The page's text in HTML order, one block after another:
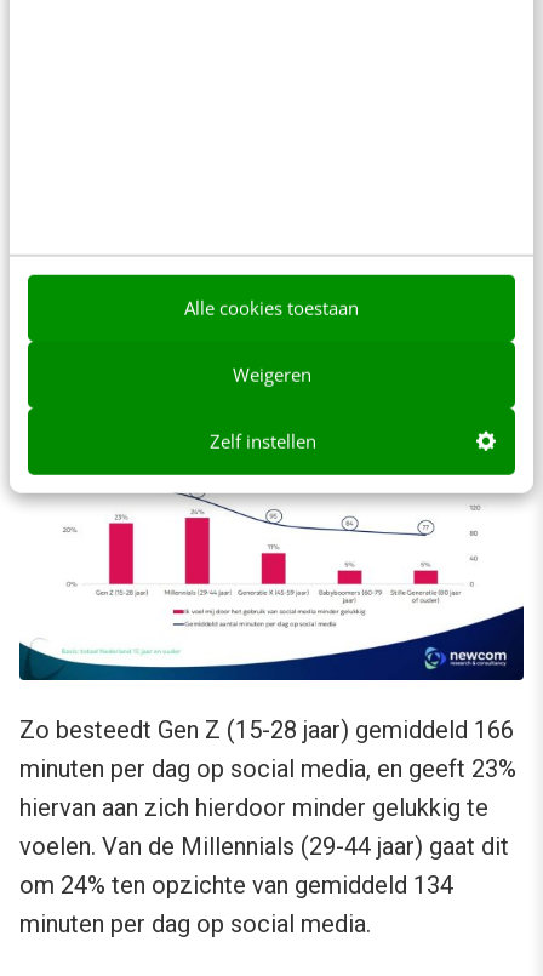
Alle cookies toestaan
Weigeren
Zelf instellen
De grafiek hieronder laat zien dat de generaties
die het meest op social media zitten, minder
gelukkig zijn door het gebruik.
Zo besteedt Gen Z (15-28 jaar) gemiddeld 166
minuten per dag op social media, en geeft 23%
hiervan aan zich hierdoor minder gelukkig te
voelen. Van de Millennials (29-44 jaar) gaat dit
om 24% ten opzichte van gemiddeld 134
minuten per dag op social media.